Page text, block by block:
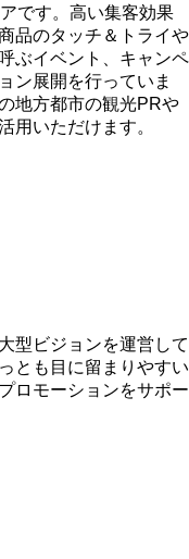
です。高い集客効果
品のタッチ＆トライや
ぶイベント、キャンペ
ン展開を行っていま
地方都市の観光PRや
用いただけます。
型ビジョンを運営して
とも目に留まりやすい
ロモーションをサポー